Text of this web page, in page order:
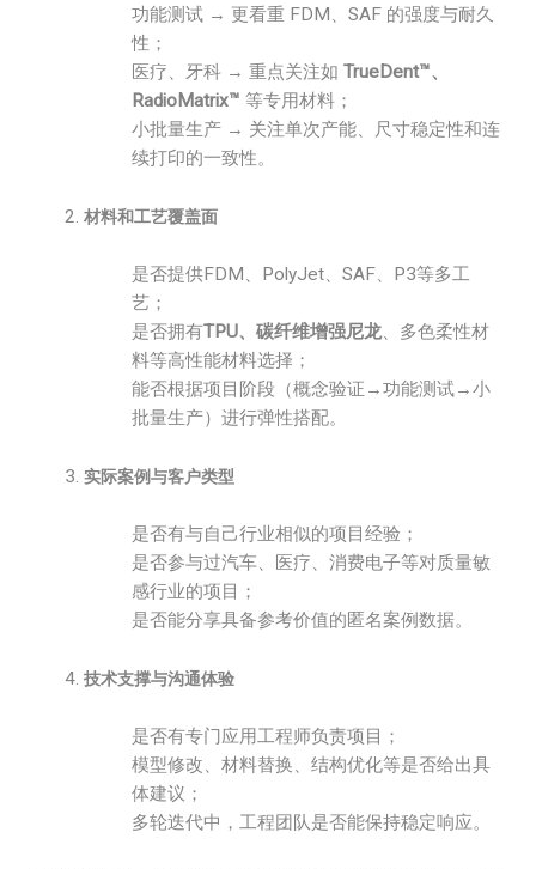
功能测试 → 更看重 FDM、SAF 的强度与耐久
性；
医疗、牙科 → 重点关注如 TrueDent™、
RadioMatrix™ 等专用材料；
小批量生产 → 关注单次产能、尺寸稳定性和连
续打印的一致性。
材料和工艺覆盖面
是否提供FDM、PolyJet、SAF、P3等多工
艺；
是否拥有TPU、碳纤维增强尼龙、多色柔性材
料等高性能材料选择；
能否根据项目阶段（概念验证→功能测试→小
批量生产）进行弹性搭配。
实际案例与客户类型
是否有与自己行业相似的项目经验；
是否参与过汽车、医疗、消费电子等对质量敏
感行业的项目；
是否能分享具备参考价值的匿名案例数据。
技术支撑与沟通体验
是否有专门应用工程师负责项目；
模型修改、材料替换、结构优化等是否给出具
体建议；
多轮迭代中，工程团队是否能保持稳定响应。